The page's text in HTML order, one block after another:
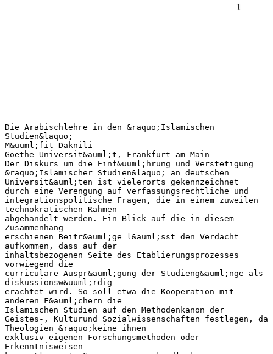
Die Arabischlehre in den &raquo;Islamischen
Studien&laquo;
M&uuml;fit Daknili
Goethe-Universit&auml;t, Frankfurt am Main
Der Diskurs um die Einf&uuml;hrung und Verstetigung
&raquo;Islamischer Studien&laquo; an deutschen
Universit&auml;ten ist vielerorts gekennzeichnet
durch eine Verengung auf verfassungsrechtliche und
integrationspolitische Fragen, die in einem zuweilen
technokratischen Rahmen
abgehandelt werden. Ein Blick auf die in diesem
Zusammenhang
erschienen Beitr&auml;ge l&auml;sst den Verdacht
aufkommen, dass auf der
inhaltsbezogenen Seite des Etablierungsprozesses
vorwiegend die
curriculare Auspr&auml;gung der Studieng&auml;nge als
diskussionsw&uuml;rdig
erachtet wird. So soll etwa die Kooperation mit
anderen F&auml;chern die
Islamischen Studien auf den Methodenkanon der
Geistes-, Kulturund Sozialwissenschaften festlegen, da
Theologien &raquo;keine ihnen
exklusiv eigenen Forschungsmethoden oder
Erkenntnisweisen